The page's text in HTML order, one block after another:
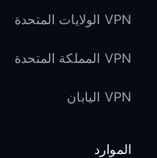
VPN الولايات المتحدة
VPN المملكة المتحدة
VPN اليابان
الموارد